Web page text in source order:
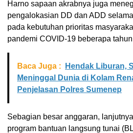
Harno sapaan akrabnya juga
pengalokasian DD dan ADD
pada kebutuhan prioritas
pandemi COVID-19 beberapa
Baca Juga :
Hendak Liburan,
Meninggal Dunia di Kolam
Penjelasan Polres Sumenep
Sebagian besar anggaran,
program bantuan langsung tunai